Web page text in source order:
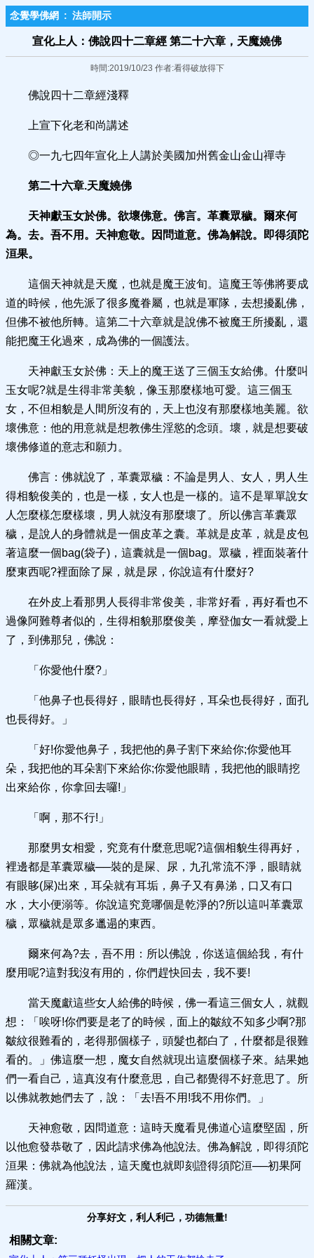
念覺學佛網 : 法師開示
宣化上人：佛說四十二章經 第二十六章，天魔嬈佛
時間:2019/10/23 作者:看得破放得下
佛說四十二章經淺釋
上宣下化老和尚講述
◎一九七四年宣化上人講於美國加州舊金山金山禪寺
第二十六章.天魔嬈佛
天神獻玉女於佛。欲壞佛意。佛言。革囊眾穢。爾來何
為。去。吾不用。天神愈敬。因問道意。佛為解說。即得須陀
洹果。
這個天神就是天魔，也就是魔王波旬。這魔王等佛將要成
道的時候，他先派了很多魔眷屬，也就是軍隊，去想擾亂佛，
但佛不被他所轉。這第二十六章就是說佛不被魔王所擾亂，還
能把魔王化過來，成為佛的一個護法。
天神獻玉女於佛：天上的魔王送了三個玉女給佛。什麼叫
玉女呢?就是生得非常美貌，像玉那麼樣地可愛。這三個玉
女，不但相貌是人間所沒有的，天上也沒有那麼樣地美麗。欲
壞佛意：他的用意就是想教佛生淫慾的念頭。壞，就是想要破
壞佛修道的意志和願力。
佛言：佛就說了，革囊眾穢：不論是男人、女人，男人生
得相貌俊美的，也是一樣，女人也是一樣的。這不是單單說女
人怎麼樣怎麼樣壞，男人就沒有那麼壞了。所以佛言革囊眾
穢，是說人的身體就是一個皮革之囊。革就是皮革，就是皮包
著這麼一個bag(袋子)，這囊就是一個bag。眾穢，裡面裝著什
麼東西呢?裡面除了屎，就是尿，你說這有什麼好?
在外皮上看那男人長得非常俊美，非常好看，再好看也不
過像阿難尊者似的，生得相貌那麼俊美，摩登伽女一看就愛上
了，到佛那兒，佛說：
「你愛他什麼?」
「他鼻子也長得好，眼睛也長得好，耳朵也長得好，面孔
也長得好。」
「好!你愛他鼻子，我把他的鼻子割下來給你;你愛他耳
朵，我把他的耳朵割下來給你;你愛他眼睛，我把他的眼睛挖
出來給你，你拿回去囉!」
「啊，那不行!」
那麼男女相愛，究竟有什麼意思呢?這個相貌生得再好，
裡邊都是革囊眾穢──裝的是屎、尿，九孔常流不淨，眼睛就
有眼眵(屎)出來，耳朵就有耳垢，鼻子又有鼻涕，口又有口
水，大小便溺等。你說這究竟哪個是乾淨的?所以這叫革囊眾
穢，眾穢就是眾多邋遢的東西。
爾來何為?去，吾不用：所以佛說，你送這個給我，有什
麼用呢?這對我沒有用的，你們趕快回去，我不要!
當天魔獻這些女人給佛的時候，佛一看這三個女人，就觀
想：「唉呀!你們要是老了的時候，面上的皺紋不知多少啊?那
皺紋很難看的，老得那個樣子，頭髮也都白了，什麼都是很難
看的。」佛這麼一想，魔女自然就現出這麼個樣子來。結果她
們一看自己，這真沒有什麼意思，自己都覺得不好意思了。所
以佛就教她們去了，說：「去!吾不用!我不用你們。」
天神愈敬，因問道意：這時天魔看見佛道心這麼堅固，所
以他愈發恭敬了，因此請求佛為他說法。佛為解說，即得須陀
洹果：佛就為他說法，這天魔也就即刻證得須陀洹──初果阿
羅漢。
分享好文，利人利己，功德無量!
相關文章: